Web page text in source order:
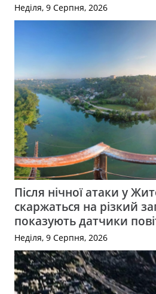
Неділя, 9 Серпня, 2026
Після нічної атаки у
скаржаться на різкий
показують датчики
Неділя, 9 Серпня, 2026